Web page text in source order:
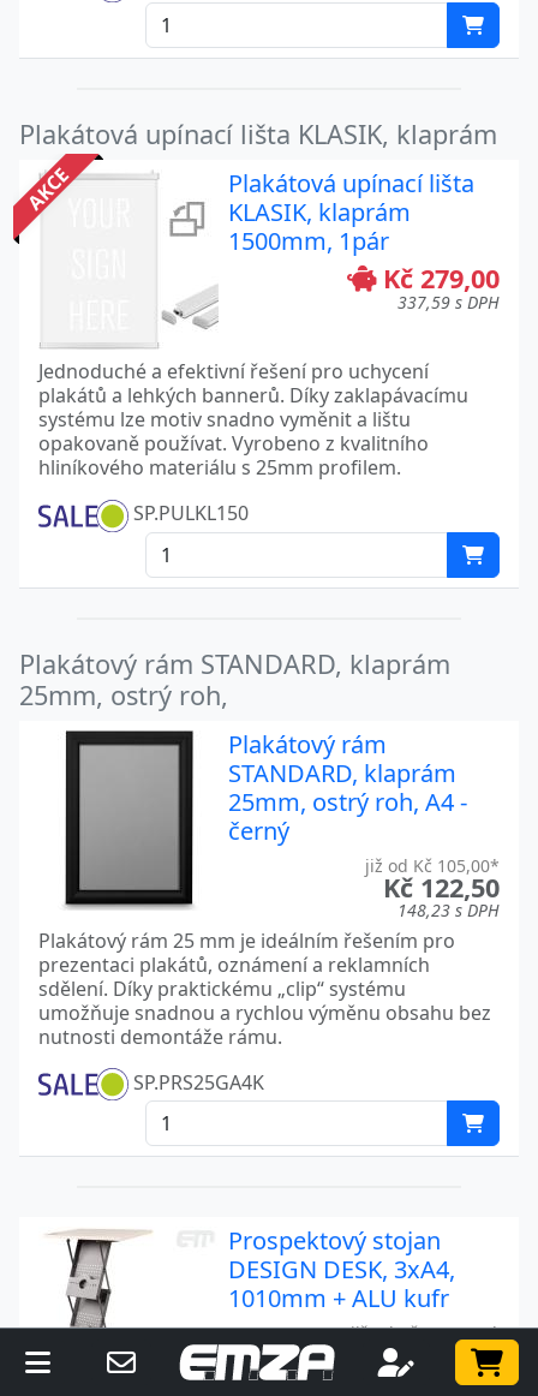
Plakátová upínací lišta KLASIK, klaprám
AKCE
Plakátová upínací lišta
KLASIK, klaprám
1500mm, 1pár
Kč 279,00
337,59 s DPH
Jednoduché a efektivní řešení pro uchycení
plakátů a lehkých bannerů. Díky zaklapávacímu
systému lze motiv snadno vyměnit a lištu
opakovaně používat. Vyrobeno z kvalitního
hliníkového materiálu s 25mm profilem.
SP.PULKL150
Plakátový rám STANDARD, klaprám
25mm, ostrý roh,
Plakátový rám
STANDARD, klaprám
25mm, ostrý roh, A4 -
černý
již od Kč 105,00*
Kč 122,50
148,23 s DPH
Plakátový rám 25 mm je ideálním řešením pro
prezentaci plakátů, oznámení a reklamních
sdělení. Díky praktickému „clip“ systému
umožňuje snadnou a rychlou výměnu obsahu bez
nutnosti demontáže rámu.
SP.PRS25GA4K
Prospektový stojan
DESIGN DESK, 3xA4,
1010mm + ALU kufr
již od Kč 3.153,71*
Kč 3.784,46
4.579,20 s DPH